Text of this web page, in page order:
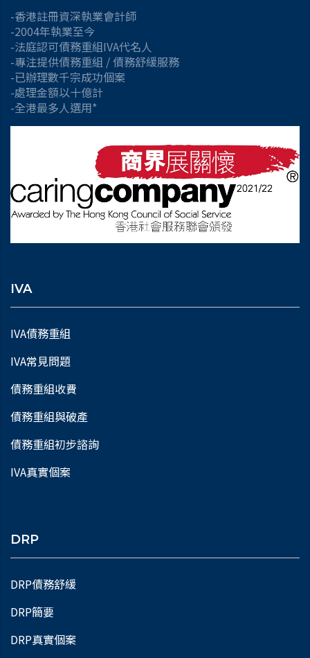
-香港註冊資深執業會計師
-2004年執業至今
-法庭認可債務重組IVA代名人
-專注提供債務重組 / 債務舒緩服務
-已辦理數千宗成功個案
-處理金額以十億計
-全港最多人選用*
IVA
IVA債務重組
IVA常見問題
債務重組收費
債務重組與破產
債務重組初步諮詢
IVA真實個案
DRP
DRP債務舒緩
DRP簡要
DRP真實個案